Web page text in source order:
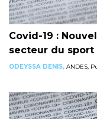
Covid-19 :
secteur du sport
ODEYSSA DENIS, ANDES,